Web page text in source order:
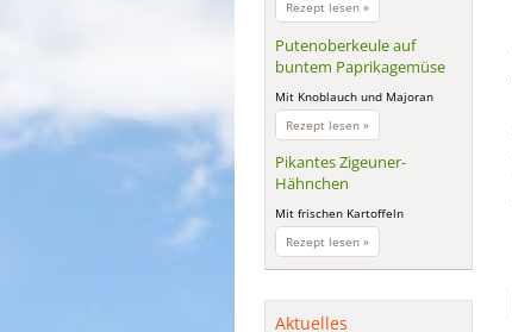
Rezept lesen »Majoran-
Leber
mit
Apfel
Putenoberkeule auf
buntem Paprikagemüse
Mit Knoblauch und Majoran
Rezept lesen »Putenoberkeule
auf
Paprikagemüse
Pikantes Zigeuner-
Hähnchen
Mit frischen Kartoffeln
Rezept lesen »Pikantes
Zigeuner-
Hähnchen
Aktuelles